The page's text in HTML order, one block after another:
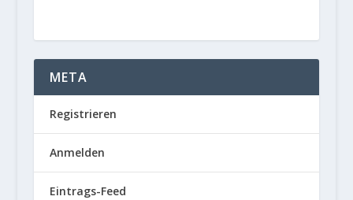
META
Registrieren
Anmelden
Eintrags-Feed